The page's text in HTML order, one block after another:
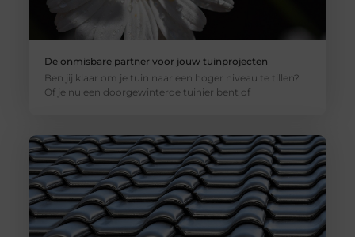
De onmisbare partner voor jouw tuinprojecten
Ben jij klaar om je tuin naar een hoger niveau te tillen?
Of je nu een doorgewinterde tuinier bent of